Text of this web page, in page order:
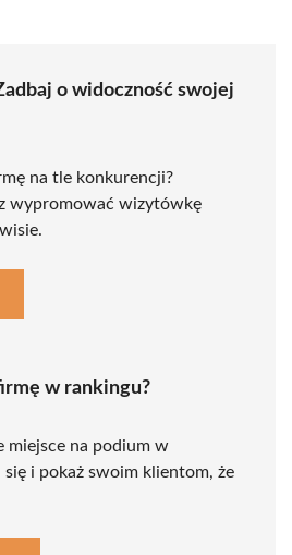
o widoczność swojej
na tle konkurencji?
wypromować wizytówkę
w rankingu?
miejsce na podium w
i pokaż swoim klientom, że